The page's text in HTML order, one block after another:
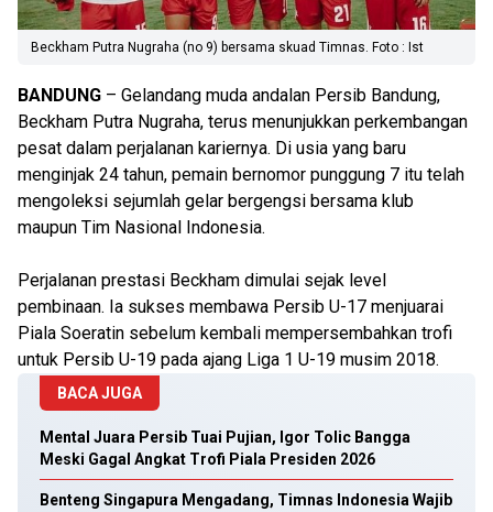
Beckham Putra Nugraha (no 9) bersama skuad Timnas. Foto : Ist
BANDUNG – Gelandang muda andalan Persib Bandung,
Beckham Putra Nugraha, terus menunjukkan perkembangan
pesat dalam perjalanan kariernya. Di usia yang baru
menginjak 24 tahun, pemain bernomor punggung 7 itu telah
mengoleksi sejumlah gelar bergengsi bersama klub
maupun Tim Nasional Indonesia.
Perjalanan prestasi Beckham dimulai sejak level
pembinaan. Ia sukses membawa Persib U-17 menjuarai
Piala Soeratin sebelum kembali mempersembahkan trofi
untuk Persib U-19 pada ajang Liga 1 U-19 musim 2018.
BACA JUGA
Mental Juara Persib Tuai Pujian, Igor Tolic Bangga
Meski Gagal Angkat Trofi Piala Presiden 2026
Benteng Singapura Mengadang, Timnas Indonesia Wajib